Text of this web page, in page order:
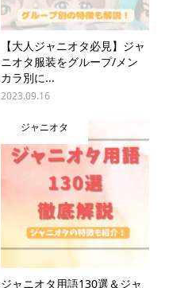
【大人ジャニオタ必見】ジャ
ニオタ服装をグループ/メン
カラ別に...
2023.09.16
ジャニオタ
ジャニオタ用語130選＆ジャ